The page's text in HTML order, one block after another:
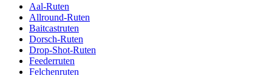
Aal-Ruten
Allround-Ruten
Baitcastruten
Dorsch-Ruten
Drop-Shot-Ruten
Feederruten
Felchenruten